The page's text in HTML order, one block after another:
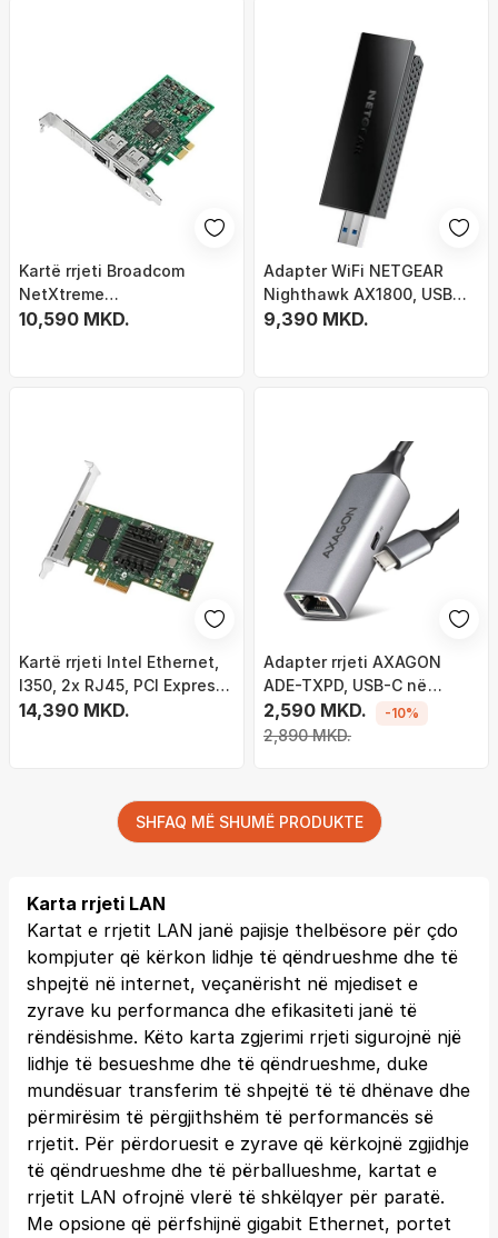
Kartë rrjeti Broadcom
NetXtreme
BCM95720A2003AC, 2
10,590 MKD.
Adapter WiFi NETGEAR
Nighthawk AX1800, USB
3.0, WiFi 6, i zi
9,390 MKD.
Kartë rrjeti Intel Ethernet,
I350, 2x RJ45, PCI Express,
1000 Mb/s
14,390 MKD.
Adapter rrjeti AXAGON
ADE-TXPD, USB-C në
Gigabit Ethernet, titanium
gri
2,590 MKD.
2,890 MKD.
-10%
SHFAQ MË SHUMË PRODUKTE
Karta rrjeti LAN
Kartat e rrjetit LAN janë pajisje thelbësore për çdo
kompjuter që kërkon lidhje të qëndrueshme dhe të
shpejtë në internet, veçanërisht në mjediset e
zyrave ku performanca dhe efikasiteti janë të
rëndësishme. Këto karta zgjerimi rrjeti sigurojnë një
lidhje të besueshme dhe të qëndrueshme, duke
mundësuar transferim të shpejtë të të dhënave dhe
përmirësim të përgjithshëm të performancës së
rrjetit. Për përdoruesit e zyrave që kërkojnë zgjidhje
të qëndrueshme dhe të përballueshme, kartat e
rrjetit LAN ofrojnë vlerë të shkëlqyer për paratë.
Me opsione që përfshijnë gigabit Ethernet, portet